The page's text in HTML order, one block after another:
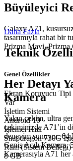
Büyüleyici
Galaxy A71,
tasarımıyla rahat bir
Prizma Mavi, Prizma
Her Detayı
Kamera
Yakın çekim, ultra
çekiminizde A71’in
deneyim sunuyor.
Geniş Açılı
Kamerasıyla A71 her
Daha Fazla
Teknik
Genel Özellikler
Ekran Koruyucu Tipi
Var
İşletim Sistemi
Android 10
İşlemci Hızı
Snapdragon 730G
Ram (Sistem Belleği)
8 GB